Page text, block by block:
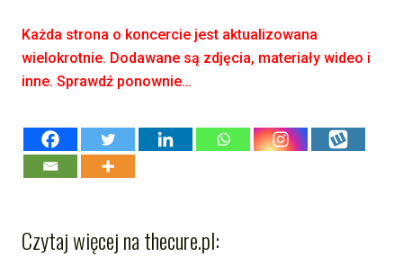
Każda strona o koncercie jest aktualizowana
wielokrotnie. Dodawane są zdjęcia, materiały wideo i
inne. Sprawdź ponownie…
Czytaj więcej na thecure.pl: